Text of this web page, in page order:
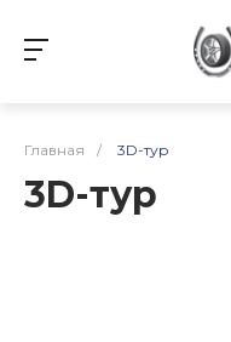
Главная / 3D-тур
3D-тур